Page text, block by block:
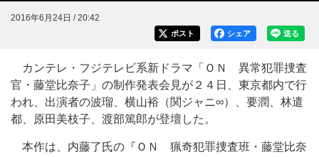
2016年6月24日 / 20:42
送る
シェア
ポスト
カンテレ・フジテレビ系新ドラマ「ＯＮ 異常犯罪捜査
官・藤堂比奈子」の制作発表会見が２４日、東京都内で行
われ、出演者の波瑠、横山裕（関ジャニ∞）、要潤、林遣
都、原田美枝子、渡部篤郎が登壇した。
本作は、内藤了氏の『ＯＮ 猟奇犯罪捜査班・藤堂比奈